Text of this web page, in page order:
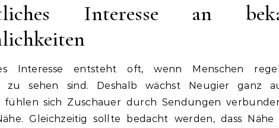
Interesse an
Interesse entsteht oft, wenn Menschen
zu sehen sind. Deshalb wächst Neugier ganz
fühlen sich Zuschauer durch Sendungen
Gleichzeitig sollte bedacht werden, dass